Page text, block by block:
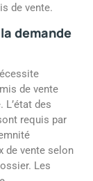
de vente.
demande
de vente
des
requis par
de vente selon
Les